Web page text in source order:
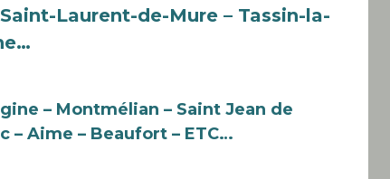
Laurent-de-Mure – Tassin-la-
– Montmélian – Saint Jean de
– Aime – Beaufort – ETC…